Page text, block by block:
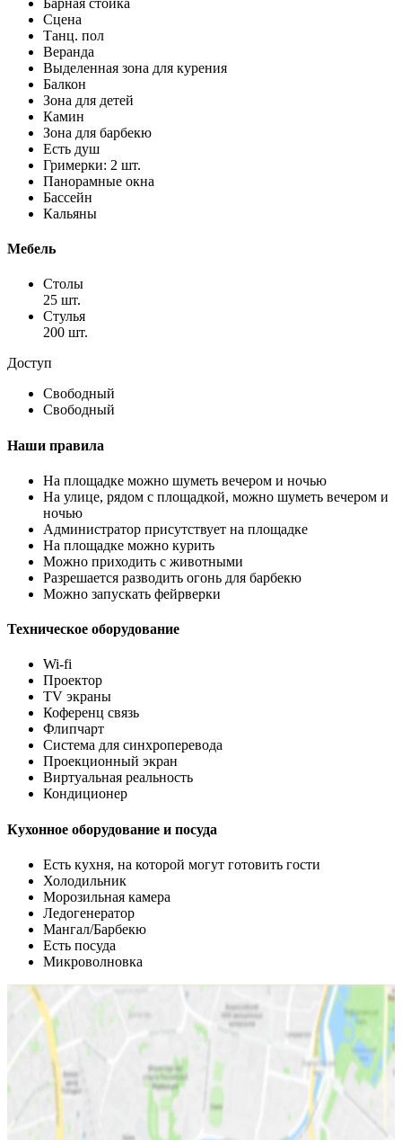
Сцена
Танц. пол
Веранда
Выделенная зона для курения
Балкон
Зона для детей
Камин
Зона для барбекю
Есть душ
Гримерки: 2 шт.
Панорамные окна
Бассейн
Кальяны
Мебель
Столы
25 шт.
Стулья
200 шт.
Доступ
Свободный
Свободный
Наши правила
На площадке можно шуметь вечером и ночью
На улице, рядом с площадкой, можно шуметь вечером и
ночью
Администратор присутствует на площадке
На площадке можно курить
Можно приходить с животными
Разрешается разводить огонь для барбекю
Можно запускать фейрверки
Техническое оборудование
Wi-fi
Проектор
TV экраны
Коференц связь
Флипчарт
Система для синхроперевода
Проекционный экран
Виртуальная реальность
Кондиционер
Кухонное оборудование и посуда
Есть кухня, на которой могут готовить гости
Холодильник
Морозильная камера
Ледогенератор
Мангал/Барбекю
Есть посуда
Микроволновка